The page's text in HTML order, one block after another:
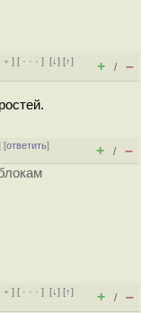
] [ · · ·][↓] [↑]
+ / –
[ответить]
+ / –
] [ · · ·][↓] [↑]
+ / –